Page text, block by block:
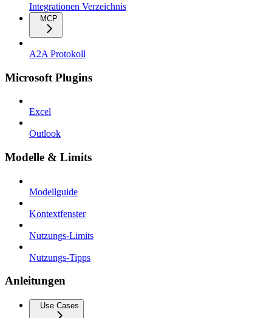
Integrationen Verzeichnis
MCP
A2A Protokoll
Microsoft Plugins
Excel
Outlook
Modelle & Limits
Modellguide
Kontextfenster
Nutzungs-Limits
Nutzungs-Tipps
Anleitungen
Use Cases